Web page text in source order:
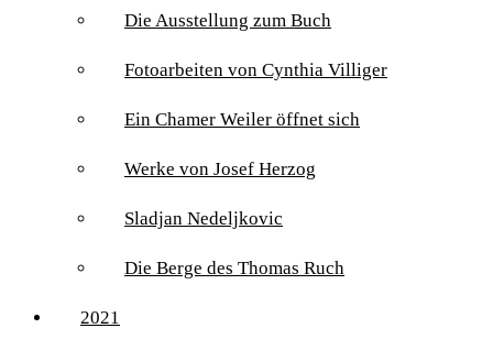
Die Ausstellung zum Buch
Fotoarbeiten von Cynthia Villiger
Ein Chamer Weiler öffnet sich
Werke von Josef Herzog
Sladjan Nedeljkovic
Die Berge des Thomas Ruch
2021